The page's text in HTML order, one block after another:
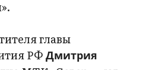
главы
РФДмитрия